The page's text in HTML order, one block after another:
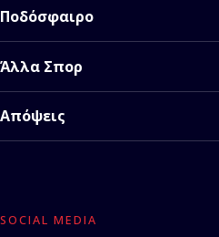
Ποδόσφαιρο
Άλλα Σπορ
Απόψεις
SOCIAL MEDIA